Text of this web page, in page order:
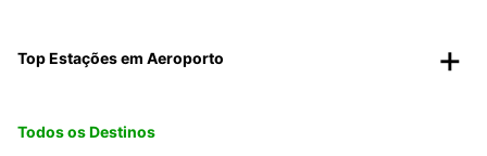
Top Estações em Aeroporto
Todos os Destinos